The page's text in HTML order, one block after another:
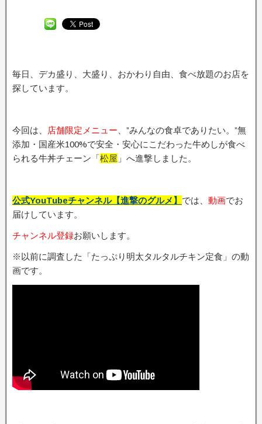
毎日、デカ盛り、大盛り、おかわり自由、食べ放題のお店を
探しています。
今回は、 店舗限定メニュー 、”みんなの食卓でありたい。”無
添加・国産米100%で安全・安心にこだわった牛めしが食べ
られる牛丼チェーン「松屋 」へ進撃しました。
公式YouTubeチャンネル【進撃のグルメ】 では、 動画でお
届けしています。
チャンネル登録お願いします。
※以前に調査した「たっぷり明太タルタルチキン定食」の動
画です。